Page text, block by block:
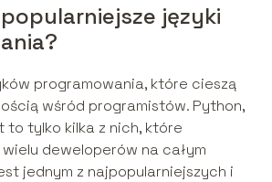
języki
programowania, które cieszą
wśród programistów. Python,
tylko kilka z nich, które
deweloperów na całym
jednym z najpopularniejszych i